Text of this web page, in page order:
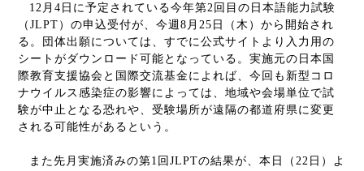
12 月 4 日に予定されている今年第2 回目の日本語能力試験
（ JLPT ）の申込受付が、今週 8 月 25 日（木）から開始され
る。団体出願については、すでに公式サイトより入力用の
シートがダウンロード可能となっている。実施元の日本国
際教育支援協会と国際交流基金によれば、今回も新型コロ
ナウイルス感染症の影響によっては、地域や会場単位で試
験が中止となる恐れや、受験場所が遠隔の都道府県に変更
される可能性があるという。
また先月実施済みの第1 回 JLPTの結果が、本日（ 22 日）よ